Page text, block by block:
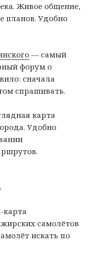
Живое общение,
планов. Удобно
— самый
форум о
сначала
спрашивать.
карта
Удобно
самолётов
искать по